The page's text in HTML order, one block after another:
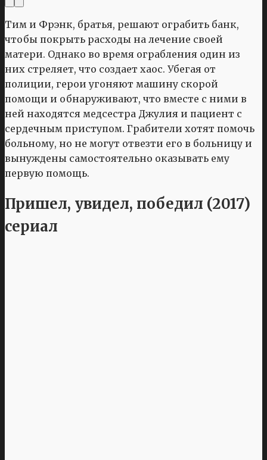
Тим и Фрэнк, братья, решают ограбить банк,
чтобы покрыть расходы на лечение своей
матери. Однако во время ограбления один из
них стреляет, что создает хаос. Убегая от
полиции, герои угоняют машину скорой
помощи и обнаруживают, что вместе с ними в
ней находятся медсестра Джулия и пациент с
сердечным приступом. Грабители хотят помочь
больному, но не могут отвезти его в больницу и
вынуждены самостоятельно оказывать ему
первую помощь.
Пришел, увидел, победил (2017)
сериал